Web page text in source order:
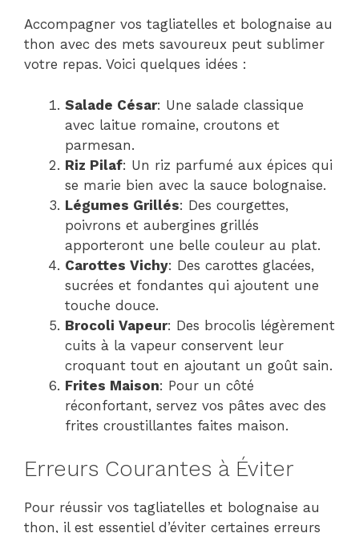
Accompagner vos tagliatelles et bolognaise au
thon avec des mets savoureux peut sublimer
votre repas. Voici quelques idées :
Salade César: Une salade classique
avec laitue romaine, croutons et
parmesan.
Riz Pilaf: Un riz parfumé aux épices qui
se marie bien avec la sauce bolognaise.
Légumes Grillés: Des courgettes,
poivrons et aubergines grillés
apporteront une belle couleur au plat.
Carottes Vichy: Des carottes glacées,
sucrées et fondantes qui ajoutent une
touche douce.
Brocoli Vapeur: Des brocolis légèrement
cuits à la vapeur conservent leur
croquant tout en ajoutant un goût sain.
Frites Maison: Pour un côté
réconfortant, servez vos pâtes avec des
frites croustillantes faites maison.
Erreurs Courantes à Éviter
Pour réussir vos tagliatelles et bolognaise au
thon, il est essentiel d’éviter certaines erreurs